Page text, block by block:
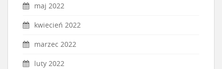
maj 2022
kwiecień 2022
marzec 2022
luty 2022